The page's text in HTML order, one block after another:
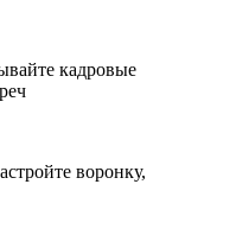
кадровые
воронку,